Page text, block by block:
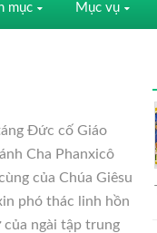
mục Mục vụ
Đức cố Giáo
Cha Phanxicô
của Chúa Giêsu
phó thác linh hồn
của ngài tập trung